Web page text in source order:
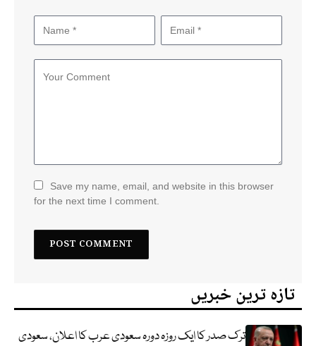
Save my name, email, and website in this browser
for the next time I comment.
تازہ ترین خبریں
ترک صدر کا ایک روزہ دورہ سعودی عرب کا اعلان، سعودی